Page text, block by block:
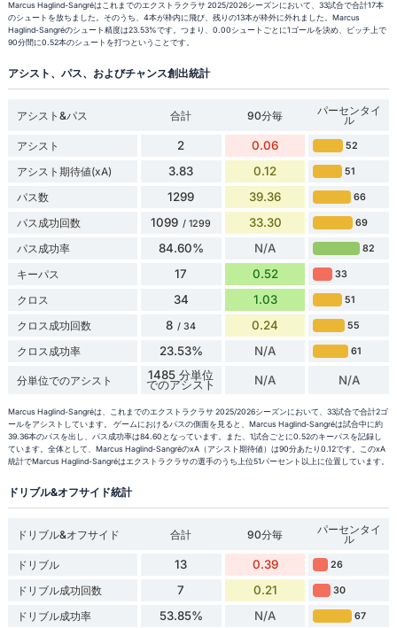
Marcus Haglind-Sangréはこれまでのエクストラクラサ 2025/2026シーズンにおいて、33試合で合計17本
のシュートを放ちました。そのうち、4本が枠内に飛び、残りの13本が枠外に外れました。Marcus
Haglind-Sangréのシュート精度は23.53%です。つまり、0.00シュートごとに1ゴールを決め、ピッチ上で
90分間に0.52本のシュートを打つということです。
アシスト、パス、およびチャンス創出統計
アシスト&パス 合計 90分毎 パーセンタイ
ル
アシスト
2 0.06 52
アシスト期待値(xA) 3.83 0.12 51
パス数 1299 39.36 66
パス成功回数 1099 / 1299 33.30 69
パス成功率 84.60% N/A 82
キーパス 17 0.52 33
クロス 34 1.03 51
クロス成功回数 8 / 34 0.24 55
クロス成功率 23.53% N/A 61
分単位でのアシスト 1485 分単位
でのアシスト N/A N/A
Marcus Haglind-Sangréは、これまでのエクストラクラサ 2025/2026シーズンにおいて、33試合で合計2ゴ
ールをアシストしています。 ゲームにおけるパスの側面を見ると、Marcus Haglind-Sangréは試合中に約
39.36本のパスを出し、パス成功率は84.60となっています。また、1試合ごとに0.52のキーパスを記録し
ています。全体として、Marcus Haglind-SangréのxA（アシスト期待値）は90分あたり0.12です。このxA
統計でMarcus Haglind-Sangréはエクストラクラサの選手のうち上位51パーセント以上に位置しています。
ドリブル&オフサイド統計
ドリブル&オフサイド 合計 90分毎 パーセンタイ
ル
ドリブル
13 0.39 26
ドリブル成功回数 7 0.21 30
ドリブル成功率 53.85% N/A 67